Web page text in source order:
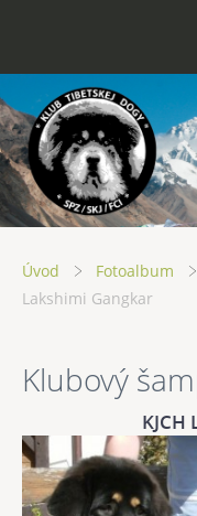
Úvod Fotoalbum
Lakshimi Gangkar
Klubový